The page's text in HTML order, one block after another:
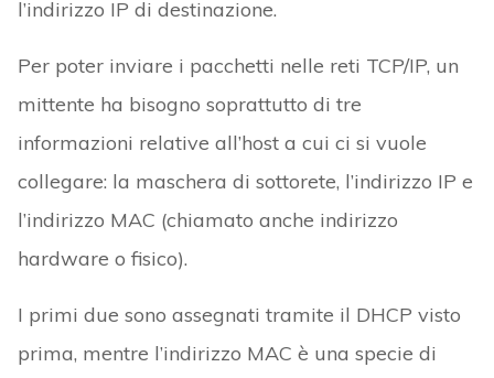
l’indirizzo IP di destinazione.
Per poter inviare i pacchetti nelle reti TCP/IP, un
mittente ha bisogno soprattutto di tre
informazioni relative all’host a cui ci si vuole
collegare: la maschera di sottorete, l’indirizzo IP e
l’indirizzo MAC (chiamato anche indirizzo
hardware o fisico).
I primi due sono assegnati tramite il DHCP visto
prima, mentre l’indirizzo MAC è una specie di